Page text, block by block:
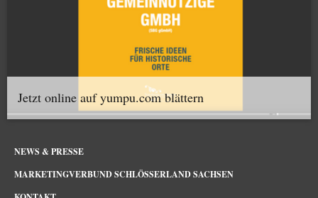
Jetzt online auf yumpu.com blättern
NEWS & PRESSE
MARKETINGVERBUND SCHLÖSSERLAND SACHSEN